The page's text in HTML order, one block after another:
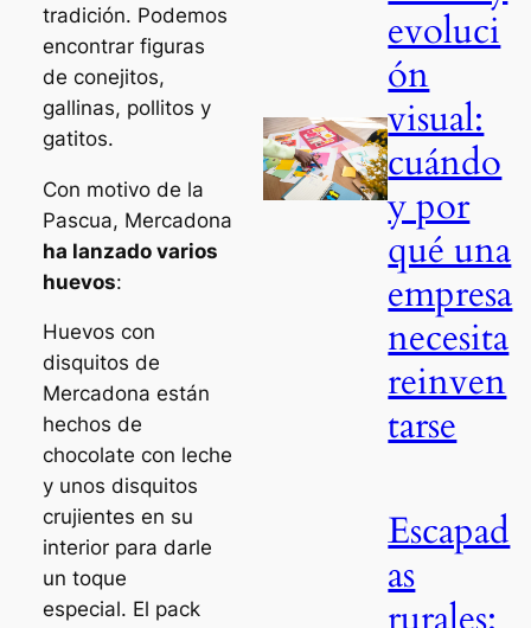
tradición. Podemos
encontrar figuras
de conejitos,
gallinas, pollitos y
gatitos.
Con motivo de la
Pascua, Mercadona
ha lanzado varios
huevos:
Huevos con
disquitos de
Mercadona están
hechos de
chocolate con leche
y unos disquitos
crujientes en su
interior para darle
un toque
especial. El pack
evoluci
ón
visual:
cuándo
y por
qué una
empresa
necesita
reinven
tarse
Escapad
as